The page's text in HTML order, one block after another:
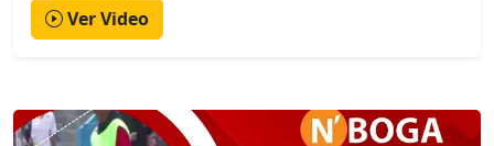
Ver Video